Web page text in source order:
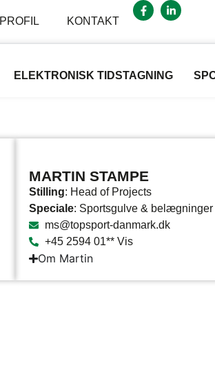
PROFIL KONTAKT
ELEKTRONISK TIDSTAGNING
MARTIN STAMPE
Stilling: Head of Projects
Speciale: Sportsgulve & belægninger
ms@topsport-danmark.dk
+45 2594 01** Vis
Om Martin